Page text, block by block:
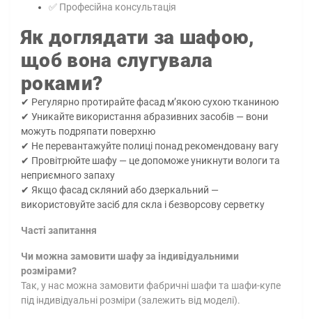
✅ Професійна консультація
Як доглядати за шафою,
щоб вона слугувала
роками?
✔ Регулярно протирайте фасад м’якою сухою тканиною
✔ Уникайте використання абразивних засобів — вони
можуть подряпати поверхню
✔ Не перевантажуйте полиці понад рекомендовану вагу
✔ Провітрюйте шафу — це допоможе уникнути вологи та
неприємного запаху
✔ Якщо фасад скляний або дзеркальний —
використовуйте засіб для скла і безворсову серветку
Часті запитання
Чи можна замовити шафу за індивідуальними
розмірами?
Так, у нас можна замовити фабричні шафи та шафи-купе
під індивідуальні розміри (залежить від моделі).